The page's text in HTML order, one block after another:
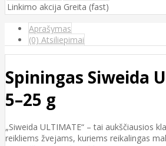
Linkimo akcija Greita (fast)
Aprašymas
(0) Atsiliepimai
Spiningas Siweida
5–25 g
„Siweida ULTIMATE“ – tai aukščiausios
reikliems žvejams, kuriems reikalingas